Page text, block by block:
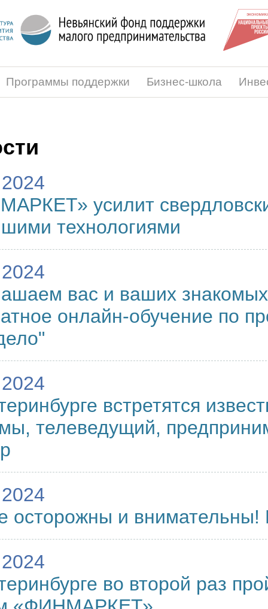
Программы поддержки Бизнес-школа
усилит
технологиями
вас и ваших
онлайн-обучение по
встретятся
телеведущий,
осторожны и
во второй раз